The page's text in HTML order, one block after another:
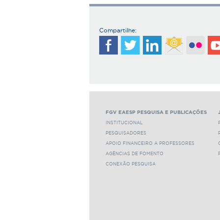
Compartilhe:
FGV EAESP PESQUISA E PUBLICAÇÕES
INSTITUCIONAL
PESQUISADORES
APOIO FINANCEIRO A PROFESSORES
AGÊNCIAS DE FOMENTO
CONEXÃO PESQUISA